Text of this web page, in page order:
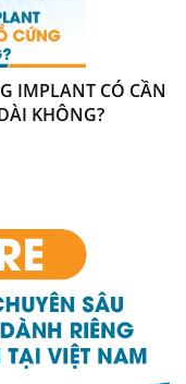
IMPLANT CÓ CẦN
KHÔNG?